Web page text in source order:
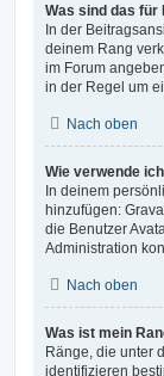
Was sind das für
In der
deinem Rang
im Forum
in der Regel um
Nach oben
Wie verwende
In deinem
hinzufügen:
die Benutzer
Administration
Nach oben
Was ist mein
Ränge, die unter
identifizieren